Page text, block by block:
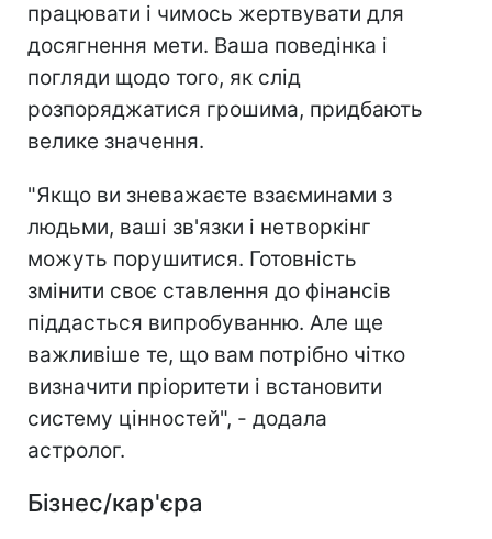
працювати і чимось жертвувати для
досягнення мети. Ваша поведінка і
погляди щодо того, як слід
розпоряджатися грошима, придбають
велике значення.
"Якщо ви зневажаєте взаєминами з
людьми, ваші зв'язки і нетворкінг
можуть порушитися. Готовність
змінити своє ставлення до фінансів
піддасться випробуванню. Але ще
важливіше те, що вам потрібно чітко
визначити пріоритети і встановити
систему цінностей", - додала
астролог.
Бізнес/кар'єра